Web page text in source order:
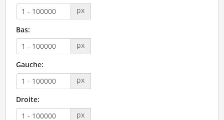
px
Bas:
px
Gauche:
px
Droite:
px